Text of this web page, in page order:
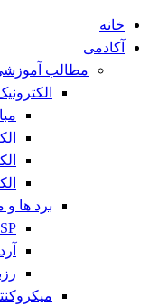
خانه
آکادمی
مطالب
برد ها و